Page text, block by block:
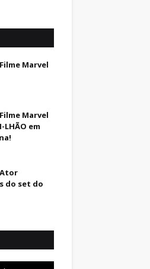
Marvel
Marvel
em
Ator
do set do